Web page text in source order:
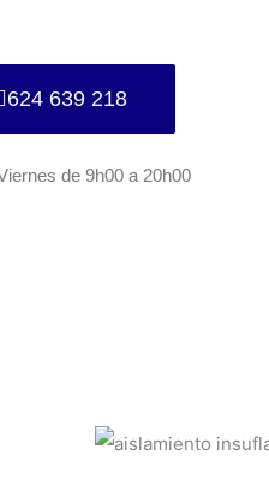
624 639 218
de 9h00 a 20h00